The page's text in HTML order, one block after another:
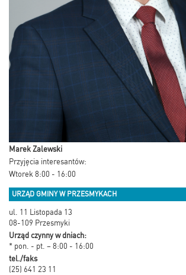
Marek Zalewski
Przyjęcia interesantów:
Wtorek 8:00 - 16:00
URZĄD GMINY W PRZESMYKACH
ul. 11 Listopada 13
08-109 Przesmyki
Urząd czynny w dniach:
* pon. - pt. – 8:00 - 16:00
tel./faks
(25) 641 23 11